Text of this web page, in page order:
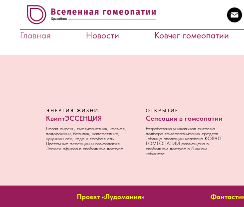
Главная Новости Ковчег гомеопатии
ЭНЕРГИЯ ЖИЗНИ
КвинтЭССЕНЦИЯ
Белая сирень, тысячелистник, космея,
подорожник, базилик, наперстянка,
кукушкин лён, кедр и голубая ель.
Цветочные эссенции и гомеопатия.
Записи эфиров в свободном доступе
ОТКРЫТИЕ
Сенсация в гомеопатии
Разработана уникальная система
подбора гомеопатических средств.
Таблица эволюции человека КОВЧЕГ
ГОМЕОПАТИИ размещена в
свободном доступе в Личном
кабинете
Проект «Лудомания»